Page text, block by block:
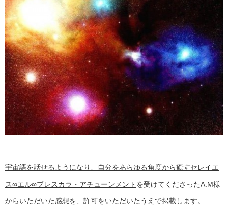
宇宙語を話せるようになり、自分をあらゆる角度から癒すセレイエ
ス∞エル∞プレスカラ・アチューンメント を受けてくださったA.M様
からいただいた感想を、許可をいただいたうえで掲載します。